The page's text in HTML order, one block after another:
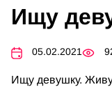
Ищу
05.02.2021
Ищу девушку.